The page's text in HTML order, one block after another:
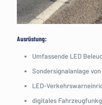
Ausrüstung:
Umfassende LED
Sondersignalanlage
LED-
digitales